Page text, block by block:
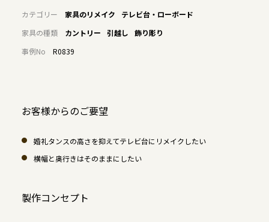
カテゴリー 家具のリメイク
テレビ台・ローボード
家具の種類
カントリー 引越し
飾り彫り
事例No
R0839
お客様からのご要望
婚礼タンスの高さを抑えてテレビ台にリメイクしたい
横幅と奥行きはそのままにしたい
製作コンセプト